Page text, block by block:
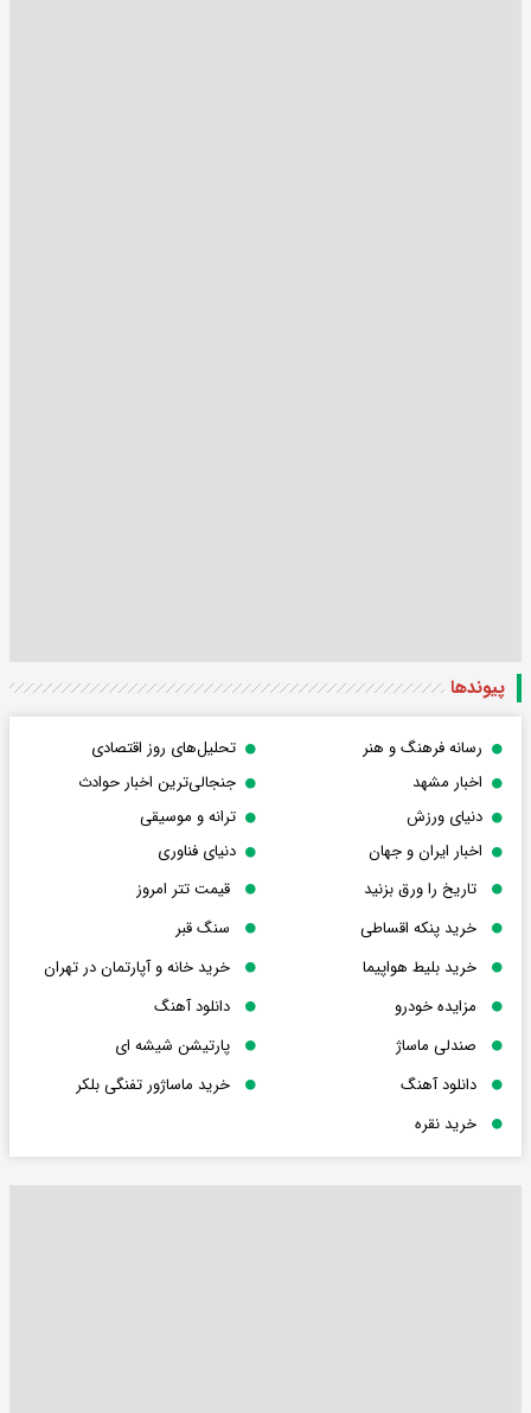
پیوندها
رسانه فرهنگ و هنر
تحلیل‌های روز اقتصادی
اخبار مشهد
جنجالی‌ترین اخبار حوادث
دنیای ورزش
ترانه و موسیقی
اخبار ایران و جهان
دنیای فناوری
تاریخ را ورق بزنید
قیمت تتر امروز
خرید پنکه اقساطی
سنگ قبر
خرید بلیط هواپیما
خرید خانه و آپارتمان در تهران
مزایده خودرو
دانلود آهنگ
صندلی ماساژ
پارتیشن شیشه ای
دانلود آهنگ
خرید ماساژور تفنگی بلکر
خرید نقره